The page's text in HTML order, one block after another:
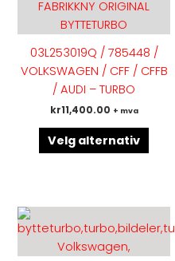
03L253019Q / 785448 /
VOLKSWAGEN / CFF / CFFB
/ AUDI – TURBO
kr11,400.00 + mva
Velg alternativ
har
kan